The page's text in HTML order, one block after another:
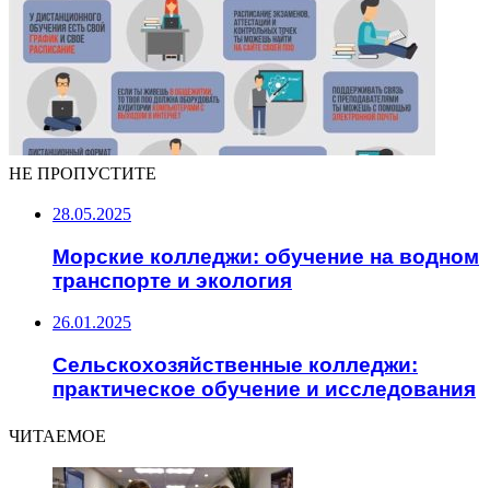
НЕ ПРОПУСТИТЕ
28.05.2025
Морские колледжи: обучение на водном
транспорте и экология
26.01.2025
Сельскохозяйственные колледжи:
практическое обучение и исследования
ЧИТАЕМОЕ